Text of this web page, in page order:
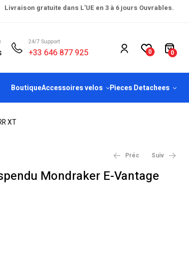
Livraison gratuite dans L’UE en 3 à 6 jours Ouvrables.
24/7 Support
+33 646 877 925 0 0
BoutiqueAccessoires velos Pieces Detachees
XT
Préc Suiv
Mondraker E-Vantage